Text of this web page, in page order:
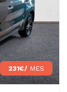
231€/ MES